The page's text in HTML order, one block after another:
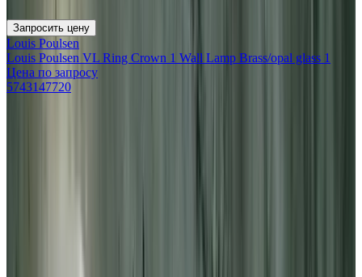
Запросить цену
Louis Poulsen
Louis Poulsen VL Ring Crown 1 Wall Lamp Brass/opal glass 1
Цена по запросу
5743147720